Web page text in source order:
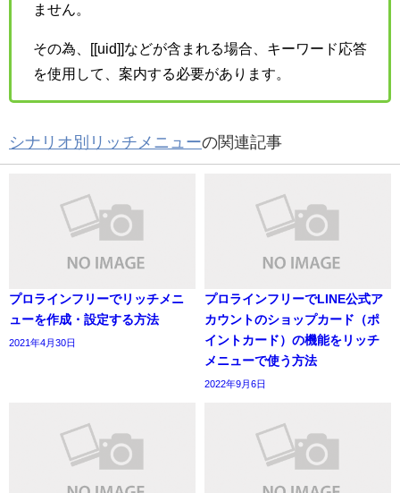
ません。
その為、[[uid]]などが含まれる場合、キーワード応答
を使用して、案内する必要があります。
シナリオ別リッチメニューの関連記事
プロラインフリーでリッチメニ
ューを作成・設定する方法
2021年4月30日
プロラインフリーでLINE公式ア
カウントのショップカード（ポ
イントカード）の機能をリッチ
メニューで使う方法
2022年9月6日